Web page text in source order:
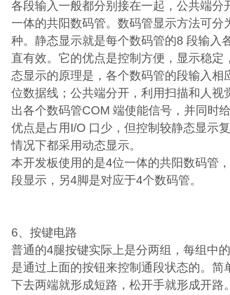
各段输入一般都分别接在一起，公共端分
一体的共阳数码管。数码管显示方法可分
种。静态显示就是每个数码管的8 段输入
直有效。它的优点是控制方便，显示稳定
态显示的原理是，各个数码管的段输入相
位数据线；公共端分开，利用扫描和人视
出各个数码管COM 端使能信号，并同时
优点是占用I/O 口少，但控制较静态显示
情况下都采用动态显示。
本开发板使用的是4位一体的共阳数码管
段显示，另4脚是对应于4个数码管。
6、按键电路
普通的4腿按键实际上是分两组，每组中
是通过上面的按钮来控制通段状态的。简
下去两端就形成短路，松开手就形成开路